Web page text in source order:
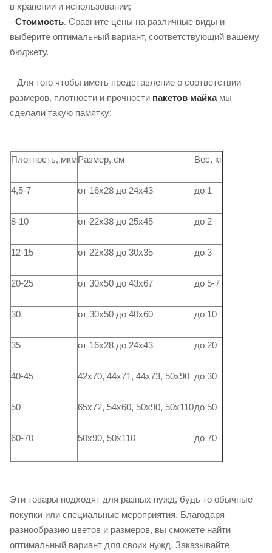
в хранении и использовании;
- Стоимость. Сравните цены на различные виды и
выберите оптимальный вариант, соответствующий вашему
бюджету.
Для того чтобы иметь представление о соответствии
размеров, плотности и прочности пакетов майкамы
сделали такую ​​памятку:
Плотность, мкмРазмер, см Вес, кг
4,5-7 от 16х28 до 24х43 до 1
8-10 от 22х38 до 25х45 до 2
12-15 от 22х38 до 30х35 до 3
20-25 от 30х50 до 43х67 до 5-7
30 от 30х50 до 40х60 до 10
35 от 16х28 до 24х43 до 20
40-45 42х70, 44х71, 44х73, 50х90 до 30
50 65х72, 54х60, 50х90, 50х110до 50
60-70 50х90, 50х110 до 70
Эти товары подходят для разных нужд, будь то обычные
покупки или специальные мероприятия. Благодаря
разнообразию цветов и размеров, вы сможете найти
оптимальный вариант для своих нужд. Заказывайте